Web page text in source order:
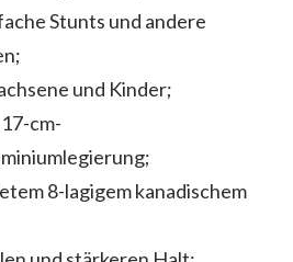
Stunts und andere
und Kinder;
cm-
8-lagigem kanadischem